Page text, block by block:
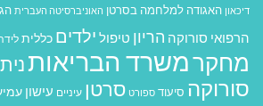
דיכאון האגודה למלחמה בסרטן האוניברסיטה העברית
הרפואי סורוקה הריון טיפול ילדים כללית
מחקרמשרד הבריאות
סורוקה סיעוד ספורט סרטן עיניים עישון